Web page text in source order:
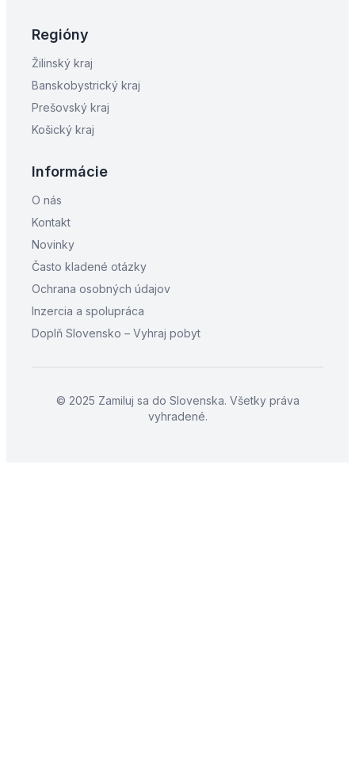
Regióny
Žilinský kraj
Banskobystrický kraj
Prešovský kraj
Košický kraj
Informácie
O nás
Kontakt
Novinky
Často kladené otázky
Ochrana osobných údajov
Inzercia a spolupráca
Doplň Slovensko – Vyhraj pobyt
© 2025 Zamiluj sa do Slovenska. Všetky práva
vyhradené.